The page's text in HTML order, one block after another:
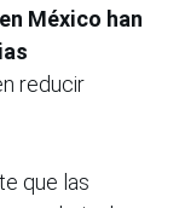
México han
reducir
que las